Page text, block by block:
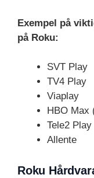
Exempel på
på Roku:
SVT Play
TV4 Play
Viaplay
HBO Max
Tele2 Play
Allente
Roku